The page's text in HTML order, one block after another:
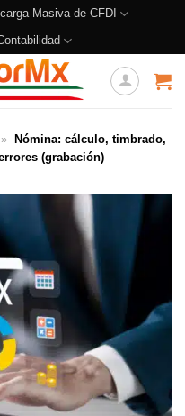
Masiva de CFDI
»
Nómina: cálculo, timbrado,
(grabación)